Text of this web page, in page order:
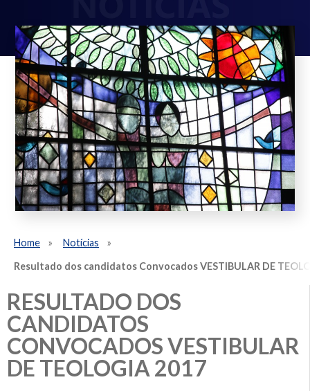
Home
Notícias
Resultado dos candidatos Convocados VESTIBULAR DE
RESULTADO DOS
CANDIDATOS
CONVOCADOS VESTIBULAR
DE TEOLOGIA 2017